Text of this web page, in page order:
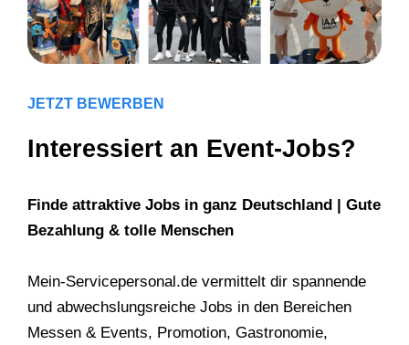
JETZT BEWERBEN
Interessiert an Event-Jobs?
Finde attraktive Jobs in ganz Deutschland | Gute
Bezahlung & tolle Menschen
Mein-Servicepersonal.de vermittelt dir spannende
und abwechslungsreiche Jobs in den Bereichen
Messen & Events, Promotion, Gastronomie,